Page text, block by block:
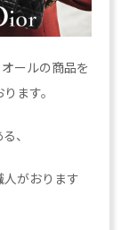
ールの商品を
ます。
、
がおります